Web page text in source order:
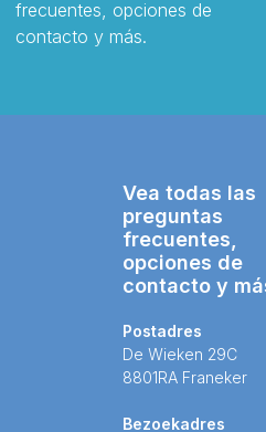
frecuentes, opciones de
contacto y más.
Vea todas las
preguntas
frecuentes,
opciones de
contacto y
Postadres
De Wieken 29C
8801RA Franeker
Bezoekadres